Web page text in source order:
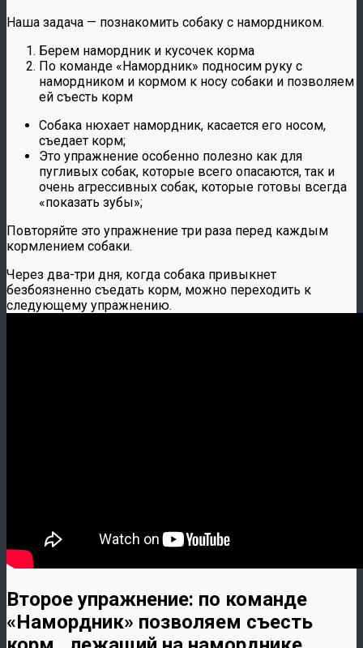
Наша задача — познакомить собаку с намордником.
Берем намордник и кусочек корма
По команде «Намордник» подносим руку с
намордником и кормом к носу собаки и позволяем
ей съесть корм
Собака нюхает намордник, касается его носом,
съедает корм;
Это упражнение особенно полезно как для
пугливых собак, которые всего опасаются, так и
очень агрессивных собак, которые готовы всегда
«показать зубы»;
Повторяйте это упражнение три раза перед каждым
кормлением собаки.
Через два-три дня, когда собака привыкнет
безбоязненно съедать корм, можно переходить к
следующему упражнению.
Второе упражнение: по команде
«Намордник» позволяем съесть